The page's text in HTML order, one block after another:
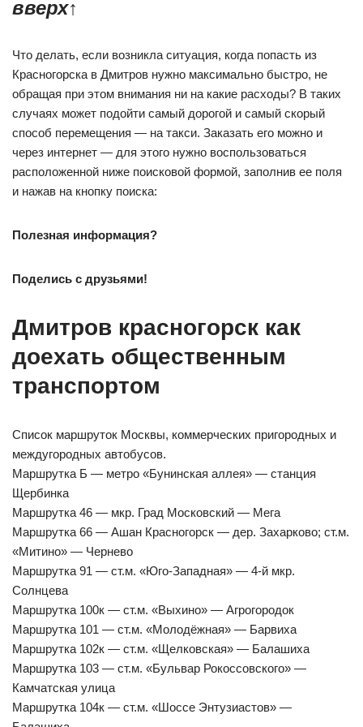
вверх↑
Что делать, если возникла ситуация, когда попасть из
Красногорска в Дмитров нужно максимально быстро, не
обращая при этом внимания ни на какие расходы? В таких
случаях может подойти самый дорогой и самый скорый
способ перемещения — на такси. Заказать его можно и
через интернет — для этого нужно воспользоваться
расположенной ниже поисковой формой, заполнив ее поля
и нажав на кнопку поиска:
Полезная информация?
Поделись с друзьями!
Дмитров красногорск как
доехать общественным
транспортом
Список маршруток Москвы, коммерческих пригородных и
междугородных автобусов.
Маршрутка Б — метро «Бунинская аллея» — станция
Щербинка
Маршрутка 46 — мкр. Град Московский — Мега
Маршрутка 66 — Ашан Красногорск — дер. Захарково; ст.м.
«Митино» — Чернево
Маршрутка 91 — ст.м. «Юго-Западная» — 4-й мкр.
Солнцева
Маршрутка 100к — ст.м. «Выхино» — Агрогородок
Маршрутка 101 — ст.м. «Молодёжная» — Барвиха
Маршрутка 102к — ст.м. «Щелковская» — Балашиха
Маршрутка 103 — ст.м. «Бульвар Рокоссовского» —
Камчатская улица
Маршрутка 104к — ст.м. «Шоссе Энтузиастов» —